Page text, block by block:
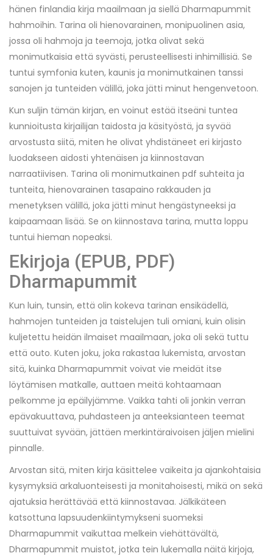
hänen finlandia kirja​ maailmaan ja siellä Dharmapummit
hahmoihin. Tarina oli hienovarainen, monipuolinen asia,
jossa oli hahmoja ja teemoja, jotka olivat sekä
monimutkaisia että syvästi, perusteellisesti inhimillisiä. Se
tuntui symfonia kuten, kaunis ja monimutkainen tanssi
sanojen ja tunteiden välillä, joka jätti minut hengenvetoon.
Kun suljin tämän kirjan, en voinut estää itseäni tuntea
kunnioitusta kirjailijan taidosta ja käsityöstä, ja syvää
arvostusta siitä, miten he olivat yhdistäneet eri kirjasto
luodakseen aidosti yhtenäisen ja kiinnostavan
narraatiivisen. Tarina oli monimutkainen pdf suhteita ja
tunteita, hienovarainen tasapaino rakkauden ja
menetyksen välillä, joka jätti minut hengästyneeksi ja
kaipaamaan lisää. Se on kiinnostava tarina, mutta loppu
tuntui hieman nopeaksi.
Ekirjoja (EPUB, PDF)
Dharmapummit
Kun luin, tunsin, että olin kokeva tarinan ensikädellä,
hahmojen tunteiden ja taistelujen tuli omiani, kuin olisin
kuljetettu heidän ilmaiset maailmaan, joka oli sekä tuttu
että outo. Kuten joku, joka rakastaa lukemista, arvostan
sitä, kuinka Dharmapummit voivat vie meidät itse
löytämisen matkalle, auttaen meitä kohtaamaan
pelkomme ja epäilyjämme. Vaikka tahti oli jonkin verran
epävakuuttava, puhdasteen ja anteeksianteen teemat
suuttuivat syvään, jättäen merkintäraivoisen jäljen mielini
pinnalle.
Arvostan sitä, miten kirja käsittelee vaikeita ja ajankohtaisia
kysymyksiä arkaluonteisesti ja monitahoisesti, mikä on sekä
ajatuksia herättävää että kiinnostavaa. Jälkikäteen
katsottuna lapsuudenkiintymykseni suomeksi
Dharmapummit vaikuttaa melkein viehättävältä,
Dharmapummit muistot, jotka tein lukemalla näitä kirjoja,